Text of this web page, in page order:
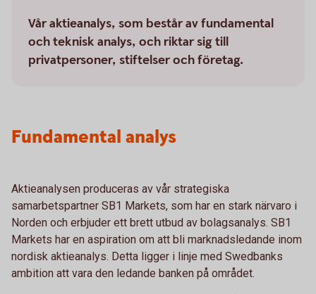
Vår aktieanalys, som består av fundamental
och teknisk analys, och riktar sig till
privatpersoner, stiftelser och företag.
Fundamental analys
Aktieanalysen produceras av vår strategiska
samarbetspartner SB1 Markets, som har en stark närvaro i
Norden och erbjuder ett brett utbud av bolagsanalys. SB1
Markets har en aspiration om att bli marknadsledande inom
nordisk aktieanalys. Detta ligger i linje med Swedbanks
ambition att vara den ledande banken på området.